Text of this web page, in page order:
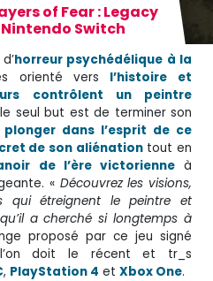
of Fear : Legacy
Switch
horreur psychédélique à la
orienté vers l’histoire et
contrôlent un peintre
seul but est de terminer son
plonger dans l’esprit de ce
de son aliénationtout en
de l’ère victorienneà
« Découvrez les visions,
qui étreignent le peintre et
a cherché si longtemps à
proposé par ce jeu signé
doit le récent et tr_s
, PlayStation 4 et Xbox One.